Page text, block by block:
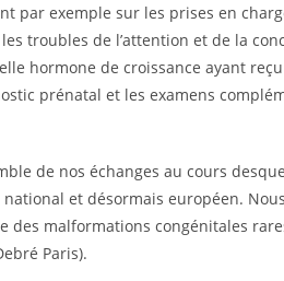
par exemple sur les prises en
troubles de l’attention et de la
hormone de croissance ayant
prénatal et les examens
de nos échanges au cours
et désormais européen.
des malformations congénitales
Paris).